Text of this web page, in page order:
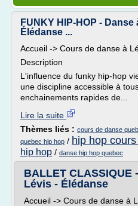
FUNKY HIP-HOP -
Élédanse ...
Accueil -> Cours de danse à
Description
L'influence du funky hip-hop
une discipline accessible à
enchainements rapides de...
Lire la suite
Thèmes liés : cours de danse
quebec hip hop / hip hop
hip hop / danse hip hop quebec
BALLET CLASSIQUE
Lévis - Élédanse
Accueil -> Cours de danse à